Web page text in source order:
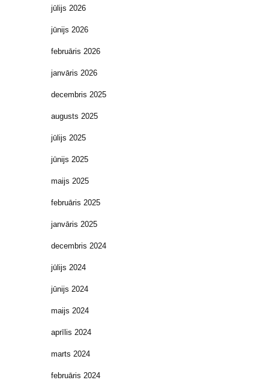
jūlijs 2026
jūnijs 2026
februāris 2026
janvāris 2026
decembris 2025
augusts 2025
jūlijs 2025
jūnijs 2025
maijs 2025
februāris 2025
janvāris 2025
decembris 2024
jūlijs 2024
jūnijs 2024
maijs 2024
aprīlis 2024
marts 2024
februāris 2024